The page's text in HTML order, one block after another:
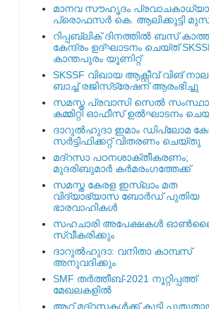
മാനവ സൗഹൃദം
പ്രൊഫസർ കെ. ആലിക്കുട്ടി
റിപ്പബ്ലിക് ദിനത്തില്‍ ബസ്
കേന്ദ്രം ഉദ്ഘാടനം ചെയ്ത്‌
കാന്തപുരം യൂണിറ്റ്
SKSSF വിഖായ ആക്റ്റീവ് വിങ്
ബാച്ച് രജിസ്‌ട്രേഷന് ആരംഭിച്ചു
സമസ്ത പ്രവാസി സെല്‍
കമ്മിറ്റി ഓഫീസ് ഉല്‍ഘാടനം
ദാറുല്‍ഹുദാ ഇമാം ഡിപ്ലോമ
സര്‍ട്ടിഫിക്കറ്റ് വിതരണം ചെയ്തു
മദ്‌റസാ പഠനശാക്തീകരണം;
മുദരിബുമാര്‍ കര്‍മരംഗത്തേക്ക്
സമസ്ത കേരള ഇസ്ലാം മത
വിദ്യാഭ്യാസ ബോര്‍ഡ് പുതിയ
ഭാരവാഹികള്‍
സഹചാരി അപേക്ഷകൾ
സ്വീകരിക്കും
ദാറുല്‍ഹുദാ: വനിതാ കാമ്പസ്
അനുവദിക്കും
SMF തര്‍ത്തീബ്-2021 നൂറ്റിപ്പത്ത്
മേഖലകളില്‍
ആറ് മദ്റസകള്‍ക്ക് കൂടി